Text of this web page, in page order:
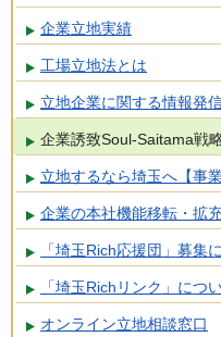
企業立地実績
工場立地法とは
立地企業に関する情報発
企業誘致Soul-Saitama戦
立地するなら埼玉へ【事
企業の本社機能移転・拡
「埼玉Rich応援団」募集
「埼玉Richリンク」につ
オンライン立地相談窓口